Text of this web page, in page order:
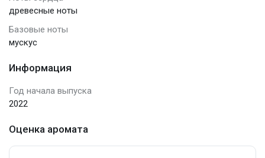
древесные ноты
Базовые ноты
мускус
Информация
Год начала выпуска
2022
Оценка аромата